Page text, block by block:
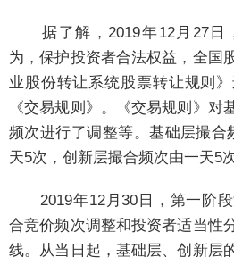
据了解，2019年12月27日
为，保护投资者合法权益，全国
业股份转让系统股票转让规则
《交易规则》。《交易规则》对
频次进行了调整等。基础层撮合
天5次，创新层撮合频次由一天5
2019年12月30日，第一阶段
合竞价频次调整和投资者适当性
线。从当日起，基础层、创新层